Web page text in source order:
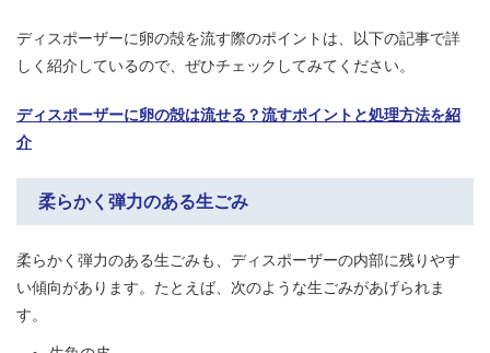
ディスポーザーに卵の殻を流す際のポイントは、以下の記事で詳
しく紹介しているので、ぜひチェックしてみてください。
ディスポーザーに卵の殻は流せる？流すポイントと処理方法を紹
介
柔らかく弾力のある生ごみ
柔らかく弾力のある生ごみも、ディスポーザーの内部に残りやす
い傾向があります。たとえば、次のような生ごみがあげられま
す。